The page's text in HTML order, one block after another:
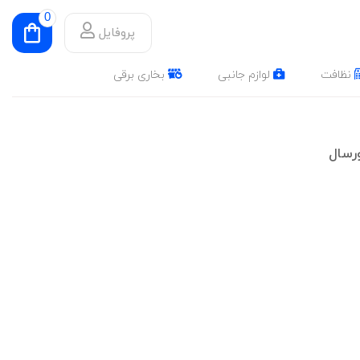
پروفایل
0
نظافت لوازم جانبی بخاری برقی